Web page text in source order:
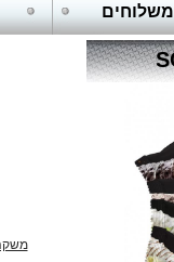
משלוחים